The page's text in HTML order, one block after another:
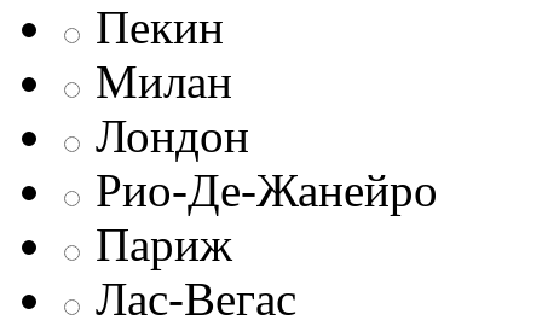
Пекин
Милан
Лондон
Рио-Де-Жанейро
Париж
Лас-Вегас